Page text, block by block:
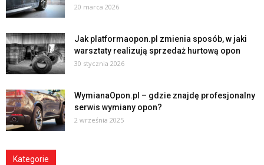
20 marca 2026
Jak platformaopon.pl zmienia sposób, w jaki
warsztaty realizują sprzedaż hurtową opon
30 stycznia 2026
WymianaOpon.pl – gdzie znajdę profesjonalny
serwis wymiany opon?
2 września 2025
Kategorie